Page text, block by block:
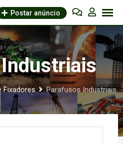
Postar anúncio
Fixadores Parafusos Industriais